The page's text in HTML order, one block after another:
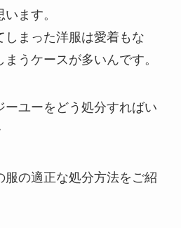
ます。
しまった洋服は愛着もな
うケースが多いんです。
ーユーをどう処分すればい
服の適正な処分方法をご紹